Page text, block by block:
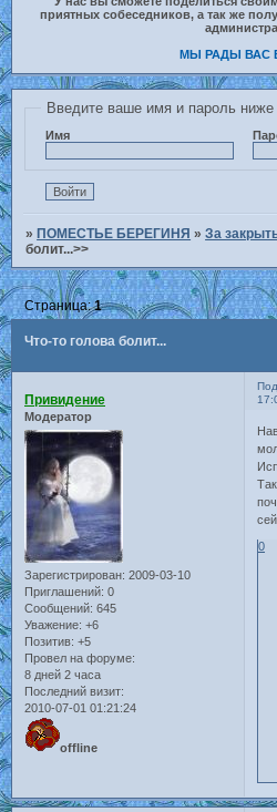
приятных собеседников, а так же
МЫ РАДЫ ВАС
Введите ваше имя и пароль ниже
Имя
»ПОМЕСТЬЕ БЕРЕГИНЯ »За
болит...>>
Что-то голова болит...
Страница:1
Привидение
Модератор
Зарегистрирован: 2009-03-10
Приглашений: 0
Сообщений: 645
Уважение: +6
Позитив: +5
Провел на форуме:
8 дней 2 часа
Последний визит:
2010-07-01 01:21:24
offline
0